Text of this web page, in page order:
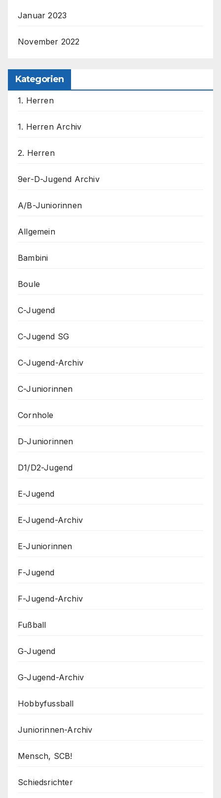
Januar 2023
November 2022
Kategorien
1. Herren
1. Herren Archiv
2. Herren
9er-D-Jugend Archiv
A/B-Juniorinnen
Allgemein
Bambini
Boule
C-Jugend
C-Jugend SG
C-Jugend-Archiv
C-Juniorinnen
Cornhole
D-Juniorinnen
D1/D2-Jugend
E-Jugend
E-Jugend-Archiv
E-Juniorinnen
F-Jugend
F-Jugend-Archiv
Fußball
G-Jugend
G-Jugend-Archiv
Hobbyfussball
Juniorinnen-Archiv
Mensch, SCB!
Schiedsrichter